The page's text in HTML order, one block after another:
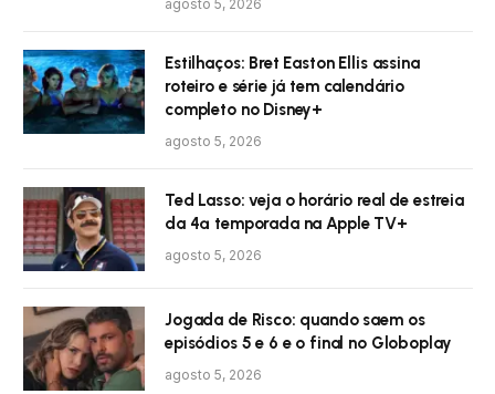
agosto 5, 2026
Estilhaços: Bret Easton Ellis assina
roteiro e série já tem calendário
completo no Disney+
agosto 5, 2026
Ted Lasso: veja o horário real de estreia
da 4ª temporada na Apple TV+
agosto 5, 2026
Jogada de Risco: quando saem os
episódios 5 e 6 e o final no Globoplay
agosto 5, 2026